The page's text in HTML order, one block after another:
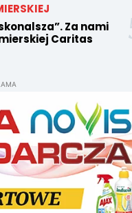
Za nami
Caritas